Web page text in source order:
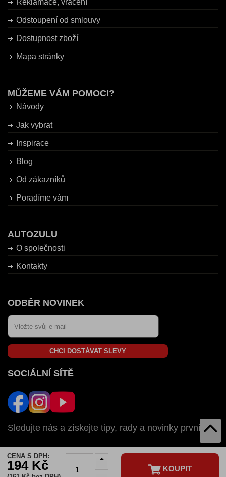
CENA S DPH:
194 Kč KOUPIT
Reklamace, vrácení
Odstoupení od smlouvy
Dostupnost zboží
Mapa stránky
MŮŽEME VÁM POMOCI?
Návody
Jak vybrat
Inspirace
Blog
Od zákazníků
Poradíme vám
AUTOZULU
O společnosti
Kontakty
ODBĚR NOVINEK
CHCI DOSTÁVAT SLEVY
SOCIÁLNÍ SÍTĚ
Sledujte nás a získejte tipy, rady a novinky první
AUTOZULU V:
SKCZ